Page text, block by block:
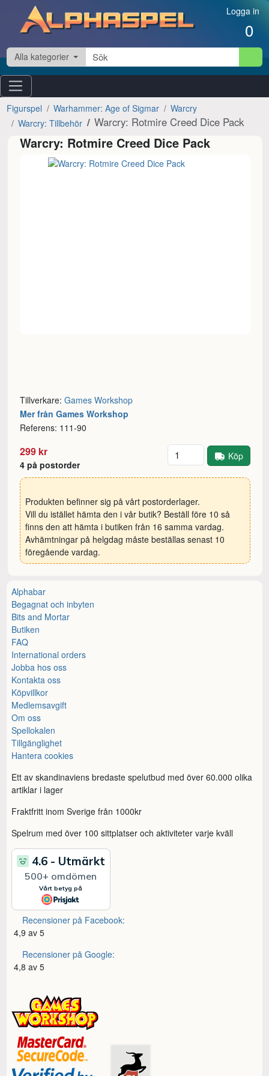
Hoppa till innehåll Logga in
0
Alla kategorier
Figurspel Warhammer: Age of Sigmar
Warcry
Warcry: Tillbehör
Warcry: Rotmire Creed Dice Pack
Warcry: Rotmire Creed Dice Pack
Tillverkare:Games Workshop
Mer från Games Workshop
Referens: 111-90
299 kr
4 på postorder
Antal Köp
Produkten befinner sig på vårt postorderlager.
Vill du istället hämta den i vår butik? Beställ före 10 så
finns den att hämta i butiken från 16 samma vardag.
Avhämtningar på helgdag måste beställas senast 10
föregående vardag.
Alphabar
Begagnat och inbyten
Bits and Mortar
Butiken
FAQ
International orders
Jobba hos oss
Kontakta oss
Köpvillkor
Medlemsavgift
Om oss
Spellokalen
Tillgänglighet
Hantera cookies
Ett av skandinaviens bredaste spelutbud med över 60.000 olika
artiklar i lager
Fraktfritt inom Sverige från 1000kr
Spelrum med över 100 sittplatser och aktiviteter varje kväll
Recensioner på Facebook:
4,9 av 5
Recensioner på Google:
4,8 av 5